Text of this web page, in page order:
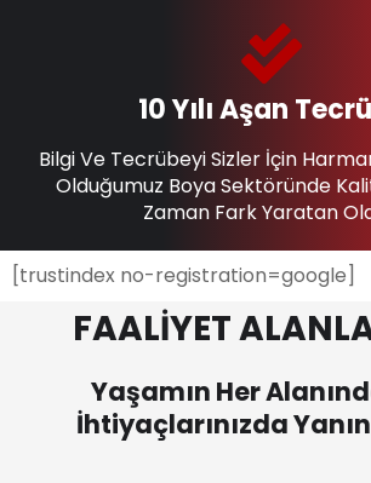
10 Yılı Aşan
Bilgi Ve Tecrübeyi Sizler İçin
Olduğumuz Boya Sektöründe
Zaman Fark Yaratan
[trustindex no-registration=google]
FAALİYET
Yaşamın Her
İhtiyaçlarınızda